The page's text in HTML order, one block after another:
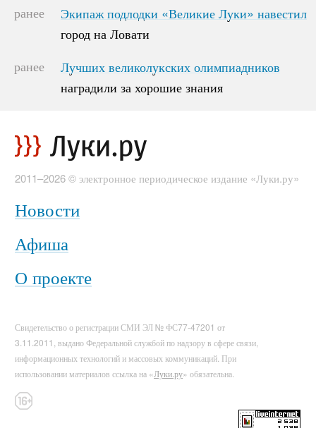
ранее
Экипаж подлодки «Великие Луки» навестил
город на Ловати
Экипаж подлодки «Великие Луки» навестил
город на Ловати
ранее
Лучших великолукских олимпиадников
наградили за хорошие знания
Лучших великолукских олимпиадников
наградили за хорошие знания
2011–2026 © электронное периодическое издание «Луки.ру»
Новости
Афиша
О проекте
Свидетельство о регистрации СМИ ЭЛ № ФС77-47201 от
3.11.2011, выдано Федеральной службой по надзору в сфере связи,
информационных технологий и массовых коммуникаций. При
использовании материалов ссылка на «Луки.ру» обязательна.